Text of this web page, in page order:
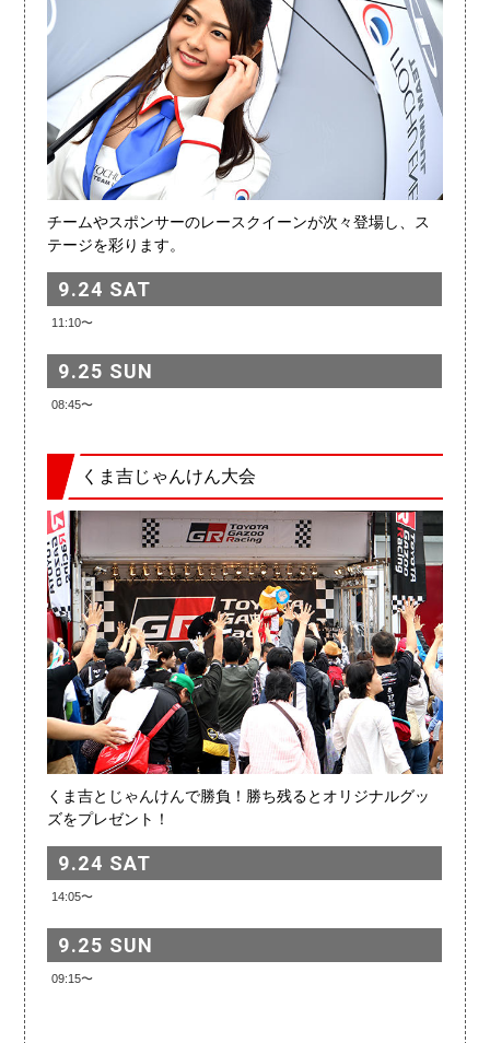
チームやスポンサーのレースクイーンが次々登場し、ス
テージを彩ります。
9.24 SAT
11:10〜
9.25 SUN
08:45〜
くま吉じゃんけん大会
くま吉とじゃんけんで勝負！勝ち残るとオリジナルグッ
ズをプレゼント！
9.24 SAT
14:05〜
9.25 SUN
09:15〜